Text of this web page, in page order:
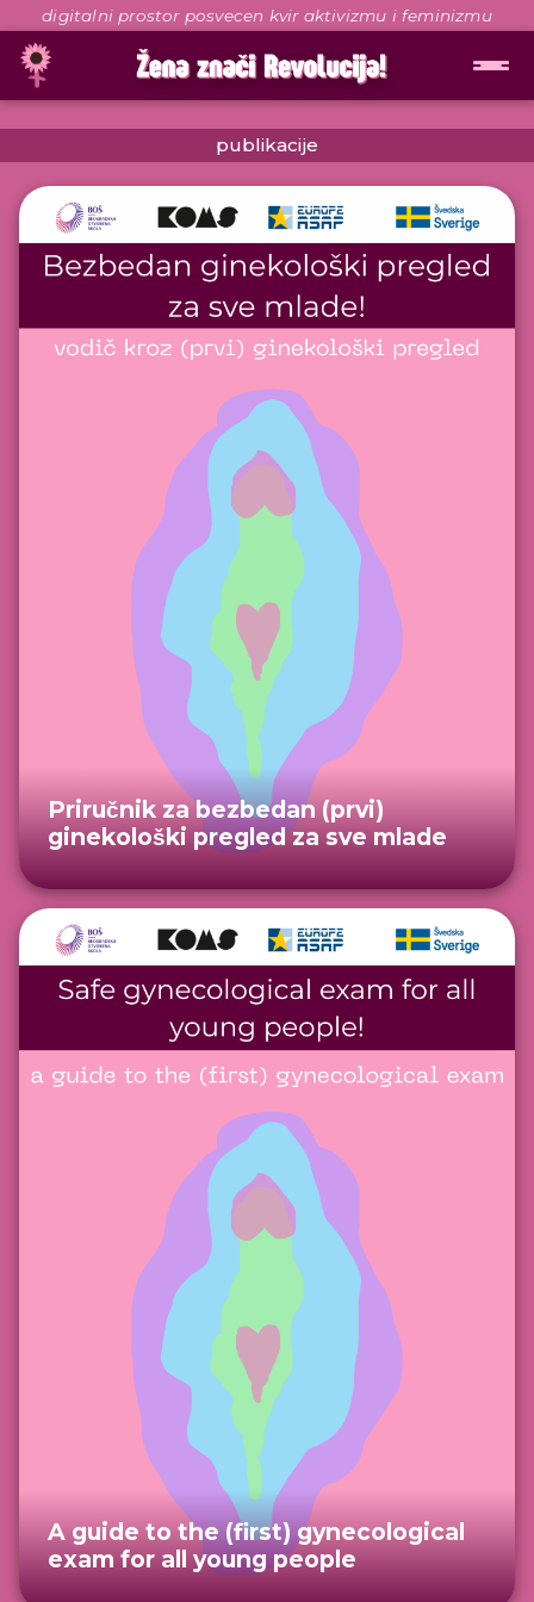
digitalni prostor posvecen kvir aktivizmu i feminizmu
publikacije
Priručnik za bezbedan (prvi)
ginekološki pregled za sve mlade
A guide to the (first) gynecological
exam for all young people